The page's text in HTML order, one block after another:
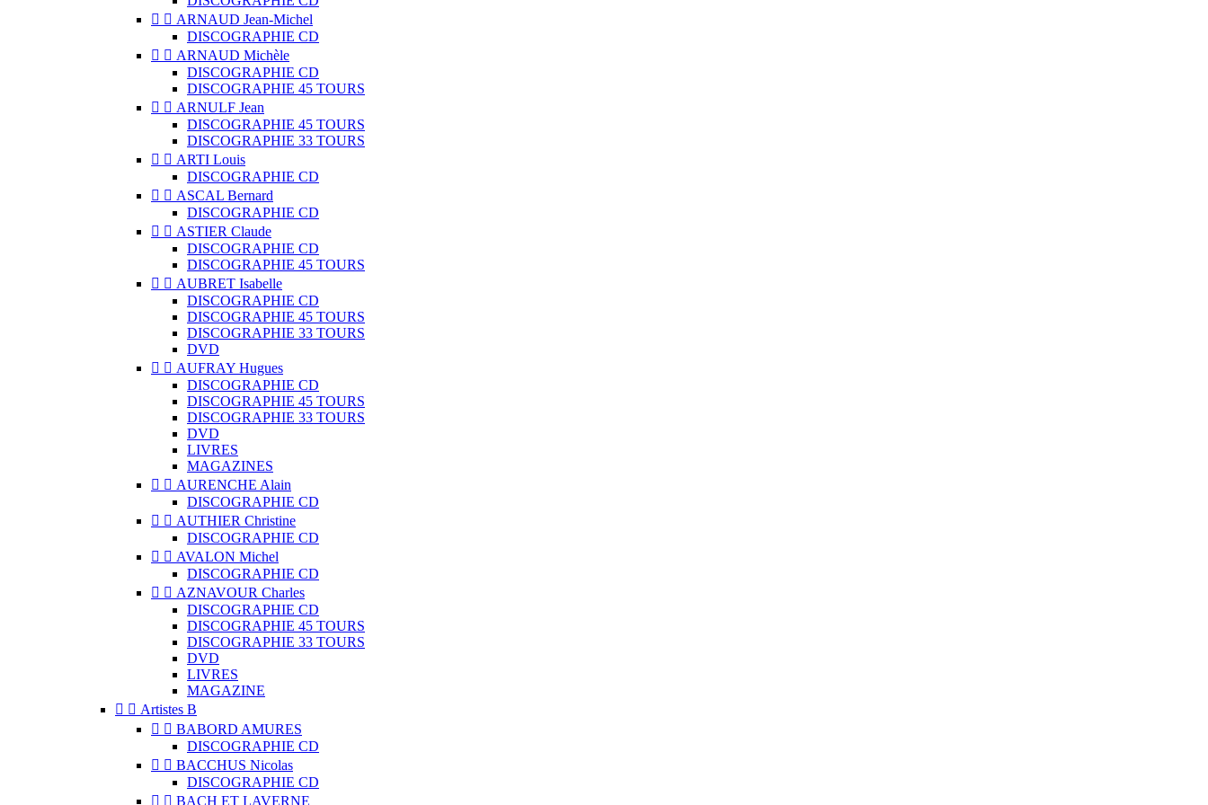
  ARNAUD Jean-Michel
DISCOGRAPHIE CD
  ARNAUD Michèle
DISCOGRAPHIE CD
DISCOGRAPHIE 45 TOURS
  ARNULF Jean
DISCOGRAPHIE 45 TOURS
DISCOGRAPHIE 33 TOURS
  ARTI Louis
DISCOGRAPHIE CD
  ASCAL Bernard
DISCOGRAPHIE CD
  ASTIER Claude
DISCOGRAPHIE CD
DISCOGRAPHIE 45 TOURS
  AUBRET Isabelle
DISCOGRAPHIE CD
DISCOGRAPHIE 45 TOURS
DISCOGRAPHIE 33 TOURS
DVD
  AUFRAY Hugues
DISCOGRAPHIE CD
DISCOGRAPHIE 45 TOURS
DISCOGRAPHIE 33 TOURS
DVD
LIVRES
MAGAZINES
  AURENCHE Alain
DISCOGRAPHIE CD
  AUTHIER Christine
DISCOGRAPHIE CD
  AVALON Michel
DISCOGRAPHIE CD
  AZNAVOUR Charles
DISCOGRAPHIE CD
DISCOGRAPHIE 45 TOURS
DISCOGRAPHIE 33 TOURS
DVD
LIVRES
MAGAZINE
  Artistes B
  BABORD AMURES
DISCOGRAPHIE CD
  BACCHUS Nicolas
DISCOGRAPHIE CD
  BACH ET LAVERNE